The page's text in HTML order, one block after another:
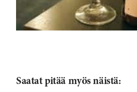
Saatat pitää myös näistä: